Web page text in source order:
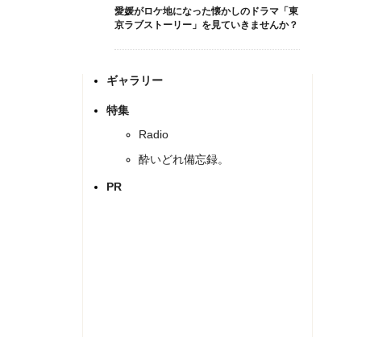
愛媛がロケ地になった懐かしのドラマ「東
京ラブストーリー」を見ていきませんか？
ギャラリー
特集
Radio
酔いどれ備忘録。
PR